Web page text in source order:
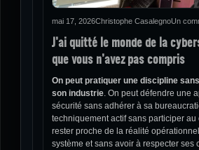
mai 17, 2026Christophe CasalegnoUn
J’ai quitté le monde de la
que vous n’avez pas compris
On peut pratiquer une discipline
son industrie. On peut défendre une
sécurité sans adhérer à sa
techniquement actif sans participer au
rester proche de la réalité
système et sans avoir à respecter ses